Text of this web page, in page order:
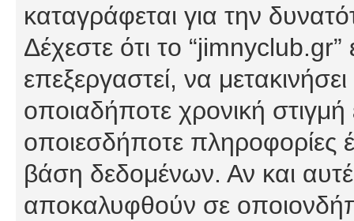
καταγράφεται για την
Δέχεστε ότι το
επεξεργαστεί, να
οποιαδήποτε χρονική στιγμή
οποιεσδήποτε πληροφορίες
βάση δεδομένων. Αν και
αποκαλυφθούν σε